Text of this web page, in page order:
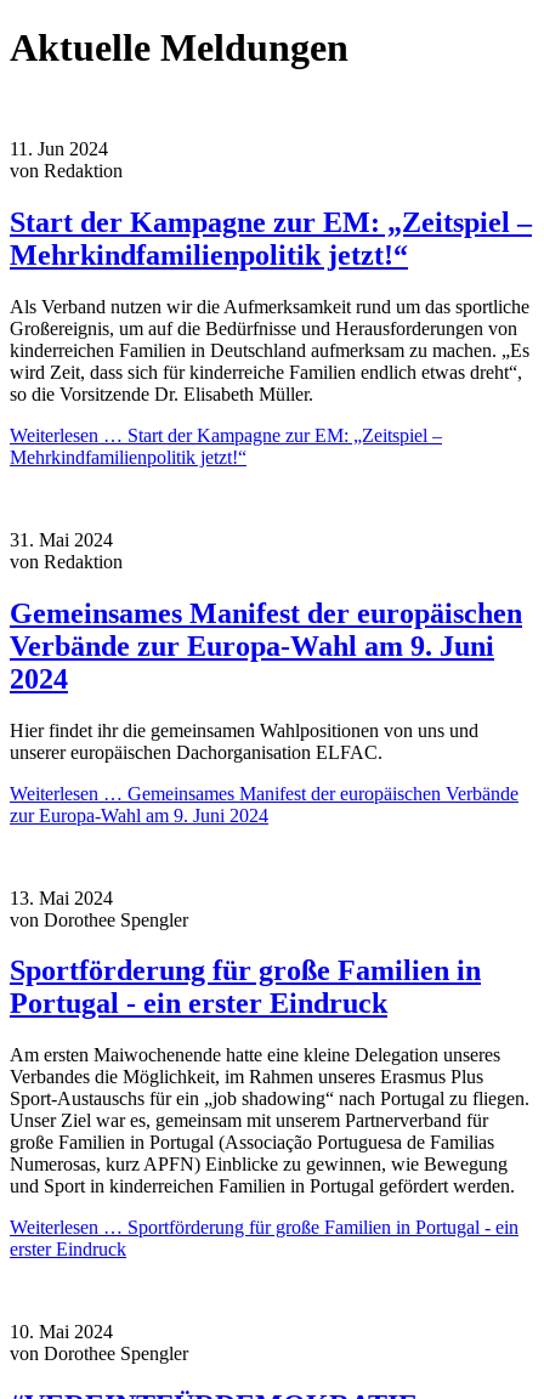
Aktuelle Meldungen
11. Jun 2024
von Redaktion
Start der Kampagne zur EM: „Zeitspiel –
Mehrkindfamilienpolitik jetzt!“
Als Verband nutzen wir die Aufmerksamkeit rund um das sportliche
Großereignis, um auf die Bedürfnisse und Herausforderungen von
kinderreichen Familien in Deutschland aufmerksam zu machen. „Es
wird Zeit, dass sich für kinderreiche Familien endlich etwas dreht“,
so die Vorsitzende Dr. Elisabeth Müller.
Weiterlesen … Start der Kampagne zur EM: „Zeitspiel –
Mehrkindfamilienpolitik jetzt!“
31. Mai 2024
von Redaktion
Gemeinsames Manifest der europäischen
Verbände zur Europa-Wahl am 9. Juni
2024
Hier findet ihr die gemeinsamen Wahlpositionen von uns und
unserer europäischen Dachorganisation ELFAC.
Weiterlesen … Gemeinsames Manifest der europäischen Verbände
zur Europa-Wahl am 9. Juni 2024
13. Mai 2024
von Dorothee Spengler
Sportförderung für große Familien in
Portugal - ein erster Eindruck
Am ersten Maiwochenende hatte eine kleine Delegation unseres
Verbandes die Möglichkeit, im Rahmen unseres Erasmus Plus
Sport-Austauschs für ein „job shadowing“ nach Portugal zu fliegen.
Unser Ziel war es, gemeinsam mit unserem Partnerverband für
große Familien in Portugal (Associação Portuguesa de Familias
Numerosas, kurz APFN) Einblicke zu gewinnen, wie Bewegung
und Sport in kinderreichen Familien in Portugal gefördert werden.
Weiterlesen … Sportförderung für große Familien in Portugal - ein
erster Eindruck
10. Mai 2024
von Dorothee Spengler